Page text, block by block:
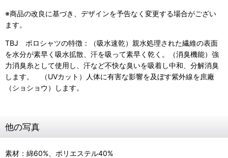
※商品の改良に基づき、デザインを予告なく変更する場合がござい
ます。
TBJ ポロシャツの特徴：（吸水速乾）親水処理された繊維の表面
を水分が素早く吸水拡散、汗を吸って素早く乾く。（消臭機能）強
力消臭糸として使用し、汗など不快な臭いを吸着し中和、分解消臭
します。 （UVカット）人体に有害な影響を及ぼす紫外線を庶廠
（ショショウ）します。
他の写真
素材：綿60%、ポリエステル40%